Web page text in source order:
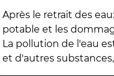
Après le retrait des
potable et les
La pollution de l'eau
et d'autres